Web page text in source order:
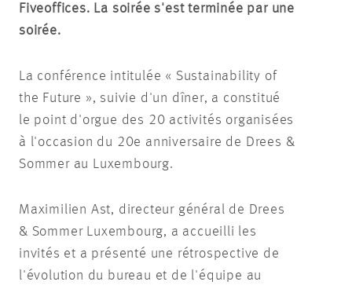
Fiveoffices. La soirée s'est terminée par une
soirée.
La conférence intitulée « Sustainability of
the Future », suivie d'un dîner, a constitué
le point d'orgue des 20 activités organisées
à l'occasion du 20e anniversaire de Drees &
Sommer au Luxembourg.
Maximilien Ast, directeur général de Drees
& Sommer Luxembourg, a accueilli les
invités et a présenté une rétrospective de
l'évolution du bureau et de l'équipe au